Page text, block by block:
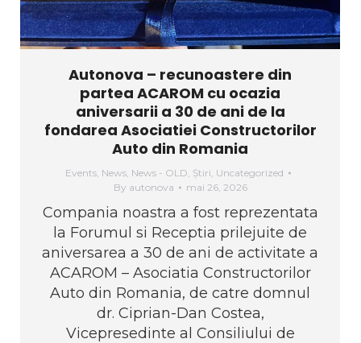
Autonova – recunoastere din
partea ACAROM cu ocazia
aniversarii a 30 de ani de la
fondarea Asociatiei Constructorilor
Auto din Romania
Events, News, News - OLD Știri Uncategorized
By autonova mai 26, 2026
Compania noastra a fost reprezentata
la Forumul si Receptia prilejuite de
aniversarea a 30 de ani de activitate a
ACAROM – Asociatia Constructorilor
Auto din Romania, de catre domnul
dr. Ciprian-Dan Costea,
Vicepresedinte al Consiliului de